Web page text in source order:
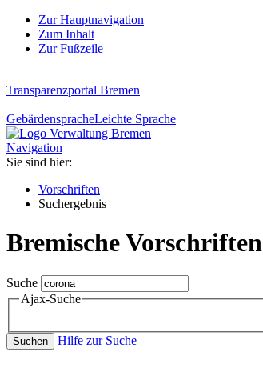
Zur Hauptnavigation
Zum Inhalt
Zur Fußzeile
Transparenzportal Bremen
GebärdenspracheLeichte Sprache
Navigation
Sie sind hier:
Vorschriften
Suchergebnis
Bremische Vorschriften
Suche
Ajax-Suche
Suchen Hilfe zur Suche